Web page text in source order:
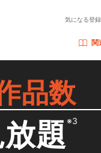
気になる登録
関
品数
放題※3